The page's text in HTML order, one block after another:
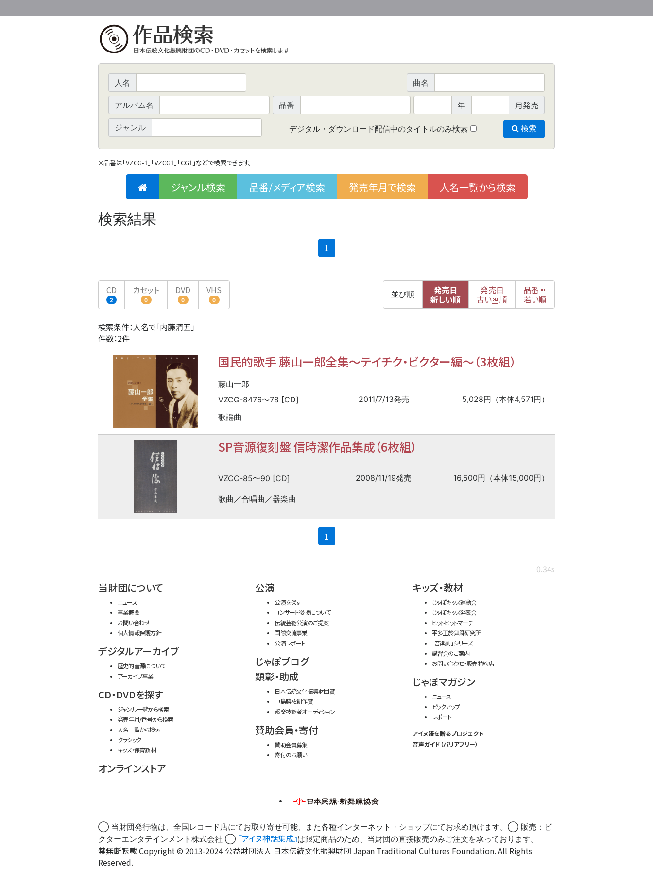
人名 曲名
アルバム名 品番 年 月発売
ジャンル デジタル・ダウンロード配信中のタイトルのみ検索 検索
※品番は「VZCG-1」「VZCG1」「CG1」などで検索できます。
ジャンル検索 品番/メディア検索 発売年月で検索 人名一覧から検索
検索結果
1
CD
2
カセット
0
DVD
0
VHS
0
並び順
発売日
新しい順
発売日
古い順
品番
若い順
検索条件：人名で「内藤清五」
件数：2件
国民的歌手 藤山一郎全集〜テイチク・ビクター編〜（3枚組）
藤山一郎
VZCG-8476〜78 [CD] 2011/7/13発売
5,028円（本体4,571円）
歌謡曲
SP音源復刻盤 信時潔作品集成（6枚組）
VZCC-85〜90 [CD] 2008/11/19発売 16,500円（本体15,000円）
歌曲／合唱曲／器楽曲
1
0.34s
当財団について
ニュース
事業概要
お問い合わせ
個人情報保護方針
デジタルアーカイブ
歴史的音源について
アーカイブ事業
CD・DVDを探す
ジャンル一覧から検索
発売年月/番号から検索
人名一覧から検索
クラシック
キッズ・保育教材
オンラインストア
公演
公演を探す
コンサート後援について
伝統芸能公演のご提案
国際交流事業
公演レポート
じゃぽブログ
顕彰・助成
日本伝統文化振興財団賞
中島勝祐創作賞
邦楽技能者オーディション
賛助会員・寄付
賛助会員募集
寄付のお願い
キッズ・教材
じゃぽキッズ運動会
じゃぽキッズ発表会
ヒットヒットマーチ
平多正於舞踊研究所
「音楽劇」シリーズ
講習会のご案内
お問い合わせ・販売特約店
じゃぽマガジン
ニュース
ピックアップ
レポート
アイヌ語を贈るプロジェクト
音声ガイド（バリアフリー）
◯ 当財団発行物は、全国レコード店にてお取り寄せ可能、また各種インターネット・ショップにてお求め頂けます。◯ 販売：ビ
クターエンタテインメント株式会社 ◯ 『アイヌ神話集成』は限定商品のため、当財団の直接販売のみご注文を承っております。
禁無断転載 Copyright © 2013-2024 公益財団法人 日本伝統文化振興財団 Japan Traditional Cultures Foundation. All Rights
Reserved.